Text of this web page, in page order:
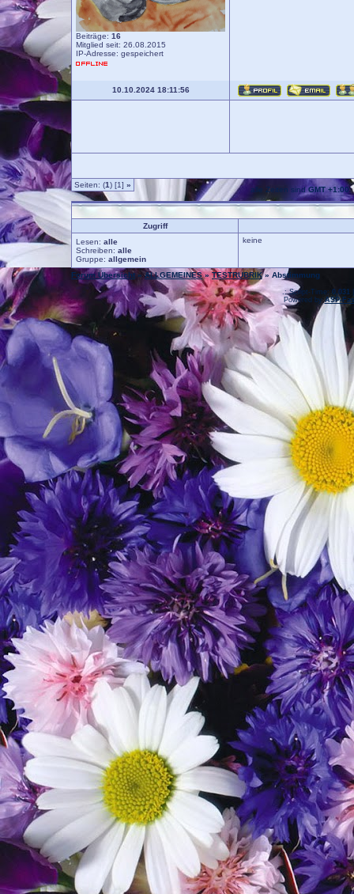
Beiträge: 16
Mitglied seit: 26.08.2015
IP-Adresse: gespeichert
10.10.2024 18:11:56
Seiten: (1) [1] »
alle Zeiten sindGMT +1:00
Zugriff
Lesen: alle
Schreiben: alle
Gruppe: allgemein
keine
Forum Übersicht »ALLGEMEINES »TESTRUBRIK » Abstimmung
.: Script-Time: 0,031
Powered byASP-